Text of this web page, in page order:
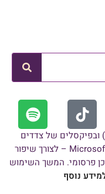
האתר עושה שימוש בעוגיות (Cookies) ובפיקסלים של צדדים
שלישיים – כולל Google, Facebook ו-Microsoft – לצורך שיפור
פרסומי. המשך השימוש
נוסף